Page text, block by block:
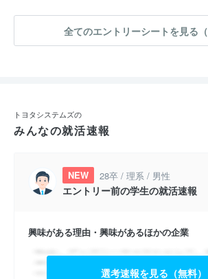
全てのエントリーシートを見る（
トヨタシステムズの
みんなの就活速報
NEW 28卒 / 理系 / 男性
エントリー前の学生の就活速報
興味がある理由・興味があるほかの企業
選考速報を見る（無料）